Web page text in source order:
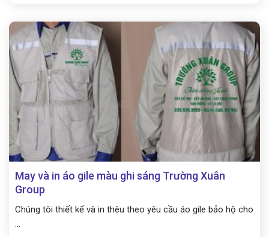
May và in áo gile màu ghi sáng Trường Xuân
Group
Chúng tôi thiết kế và in thêu theo yêu cầu áo gile bảo hộ cho
...